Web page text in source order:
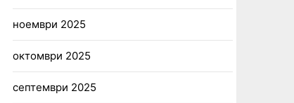
ноември 2025
октомври 2025
септември 2025